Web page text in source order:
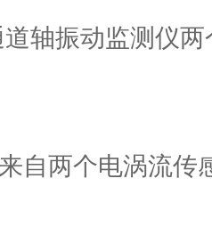
轴振动监测仪
自两个电涡流传